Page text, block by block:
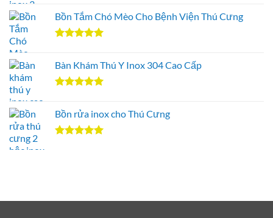
5 sao
Bồn Tắm Chó Mèo Cho Bệnh Viện Thú Cưng
5 sao
Bàn Khám Thú Y Inox 304 Cao Cấp
5 sao
Bồn rửa inox cho Thú Cưng